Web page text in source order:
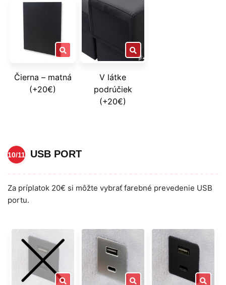
Čierna – matná
(+20€)
V látke
podrúčiek
(+20€)
10/11 USB PORT
Za príplatok 20€ si môžte vybrať farebné prevedenie USB
portu.